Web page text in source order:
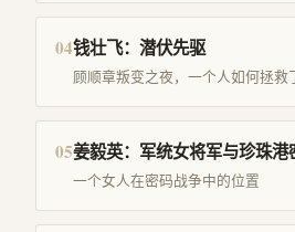
04钱壮飞：潜伏先驱
顾顺章叛变之夜，一个人如何拯救
05姜毅英：军统女将军与珍珠港
一个女人在密码战争中的位置